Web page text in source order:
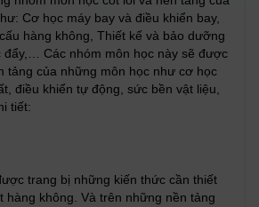
Cơ học máy bay và điều khiển bay,
hàng không, Thiết kế và bảo dưỡng
đẩy,… Các nhóm môn học này sẽ được
tảng của những môn học như cơ học
điều khiển tự động, sức bền vật liệu,
tiết:
trang bị những kiến thức cần thiết
hàng không. Và trên những nền tảng